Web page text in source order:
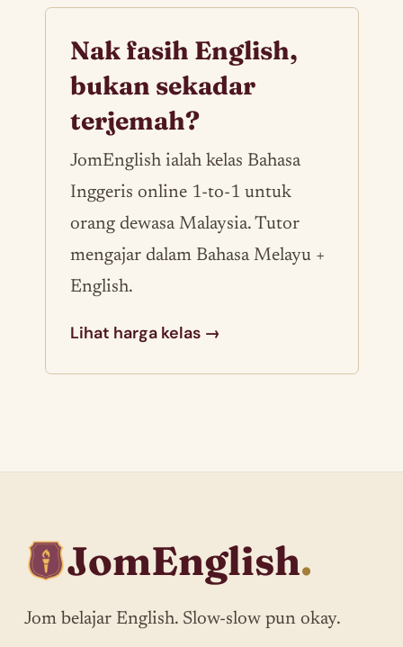
Nak fasih English,
bukan sekadar
terjemah?
JomEnglish ialah kelas Bahasa
Inggeris online 1-to-1 untuk
orang dewasa Malaysia. Tutor
mengajar dalam Bahasa Melayu +
English.
Lihat harga kelas →
JomEnglish.
Jom belajar English. Slow-slow pun okay.